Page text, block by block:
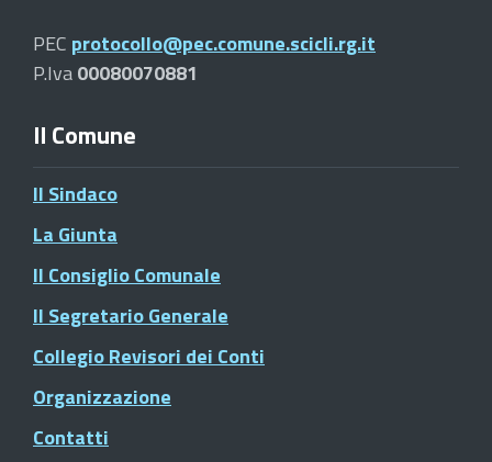
PEC protocollo@pec.comune.scicli.rg.it
P.Iva00080070881
Il Comune
Il Sindaco
La Giunta
Il Consiglio Comunale
Il Segretario Generale
Collegio Revisori dei Conti
Organizzazione
Contatti